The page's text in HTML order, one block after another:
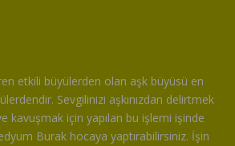
etkili büyülerden olan aşk büyüsü en
Sevgilinizi aşkınızdan delirtmek
kavuşmak için yapılan bu işlemi işinde
Burak hocaya yaptırabilirsiniz. İşin